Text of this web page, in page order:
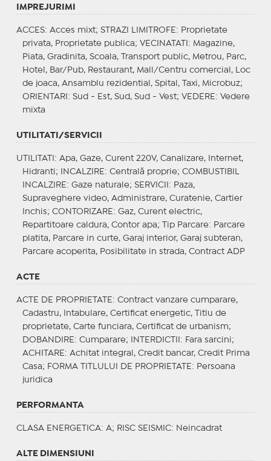
IMPREJURIMI
ACCES: Acces mixt; STRAZI LIMITROFE : Proprietate
privata, Proprietate publica; VECINATATI : Magazine,
Piata, Gradinita, Scoala, Transport public, Metrou, Parc,
Hotel, Bar/Pub, Restaurant, Mall/Centru comercial, Loc
de joaca, Ansamblu rezidential, Spital, Taxi, Microbuz;
ORIENTARI : Sud - Est, Sud, Sud - Vest; VEDERE : Vedere
mixta
UTILITATI/SERVICII
UTILITATI : Apa, Gaze, Curent 220V, Canalizare, Internet,
Hidranti;
INCALZIRE : Centrală proprie; COMBUSTIBIL
INCALZIRE : Gaze naturale; SERVICII : Paza,
Supraveghere video, Administrare, Curatenie, Cartier
Inchis; CONTORIZARE : Gaz, Curent electric,
Repartitoare caldura, Contor apa;
Tip Parcare: Parcare
platita, Parcare in curte, Garaj interior, Garaj subteran,
Parcare acoperita, Posibilitate in strada, Contract ADP
ACTE
ACTE DE PROPRIETATE : Contract vanzare cumparare,
Cadastru, Intabulare, Certificat energetic, Titlu de
proprietate, Carte funciara, Certificat de urbanism;
DOBANDIRE : Cumparare; INTERDICTII : Fara sarcini;
ACHITARE : Achitat integral, Credit bancar, Credit Prima
Casa; FORMA TITLULUI DE PROPRIETATE : Persoana
juridica
PERFORMANTA
CLASA ENERGETICA: A; RISC SEISMIC: Neincadrat
ALTE DIMENSIUNI